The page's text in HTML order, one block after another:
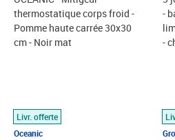
Livr. offerte
Oceanic